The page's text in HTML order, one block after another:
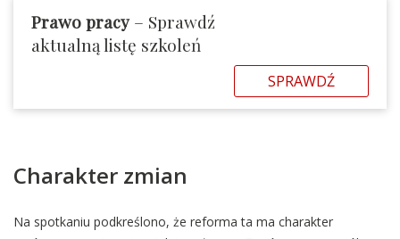
Prawo pracy– Sprawdź
aktualną listę szkoleń
SPRAWDŹ
Charakter zmian
Na spotkaniu podkreślono, że reforma ta ma charakter